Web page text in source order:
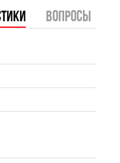
вопросы